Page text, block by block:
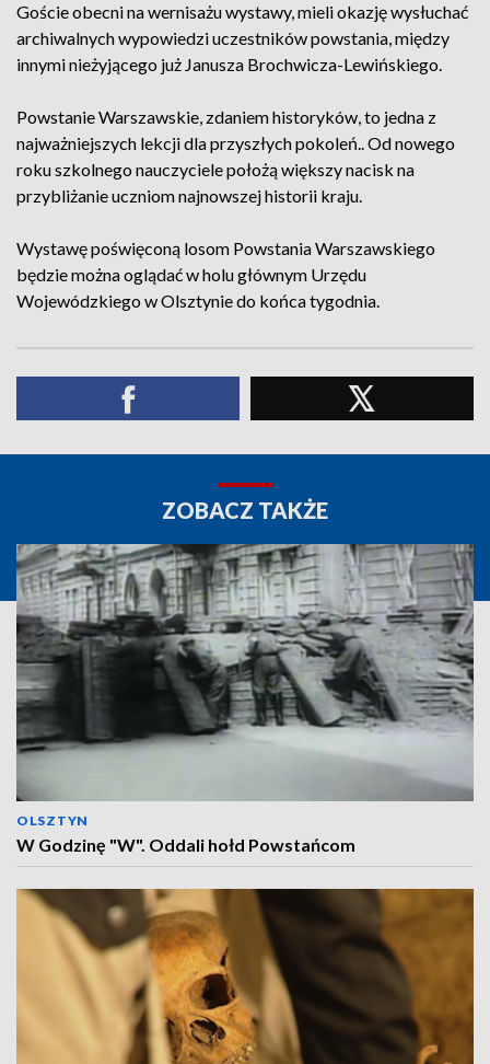
Goście obecni na wernisażu wystawy, mieli okazję wysłuchać
archiwalnych wypowiedzi uczestników powstania, między
innymi nieżyjącego już Janusza Brochwicza-Lewińskiego.
Powstanie Warszawskie, zdaniem historyków, to jedna z
najważniejszych lekcji dla przyszłych pokoleń.. Od nowego
roku szkolnego nauczyciele położą większy nacisk na
przybliżanie uczniom najnowszej historii kraju.
Wystawę poświęconą losom Powstania Warszawskiego
będzie można oglądać w holu głównym Urzędu
Wojewódzkiego w Olsztynie do końca tygodnia.
ZOBACZ TAKŻE
OLSZTYN
W Godzinę "W". Oddali hołd Powstańcom